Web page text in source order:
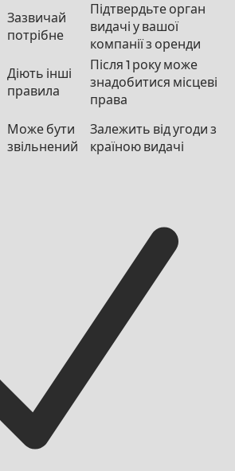
Зазвичай
потрібне
Підтвердьте орган
видачі у вашої
компанії з оренди
Діють інші
правила
Після 1 року може
знадобитися місцеві
права
Може бути
звільнений
Залежить від угоди з
країною видачі